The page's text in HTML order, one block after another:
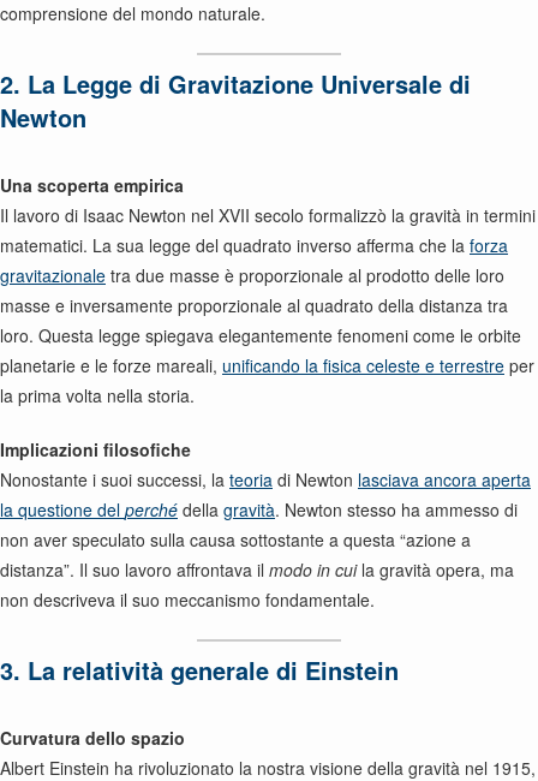
comprensione del mondo naturale.
2. La Legge di Gravitazione Universale di
Newton
Una scoperta empirica
Il lavoro di Isaac Newton nel XVII secolo formalizzò la gravità in termini
matematici. La sua legge del quadrato inverso afferma che la forza
gravitazionale tra due masse è proporzionale al prodotto delle loro
masse e inversamente proporzionale al quadrato della distanza tra
loro. Questa legge spiegava elegantemente fenomeni come le orbite
planetarie e le forze mareali, unificando la fisica celeste e terrestre per
la prima volta nella storia.
Implicazioni filosofiche
Nonostante i suoi successi, la teoria di Newton lasciava ancora aperta
la questione del perché della gravità. Newton stesso ha ammesso di
non aver speculato sulla causa sottostante a questa “azione a
distanza”. Il suo lavoro affrontava il modo in cuila gravità opera, ma
non descriveva il suo meccanismo fondamentale.
3. La relatività generale di Einstein
Curvatura dello spazio
Albert Einstein ha rivoluzionato la nostra visione della gravità nel 1915,